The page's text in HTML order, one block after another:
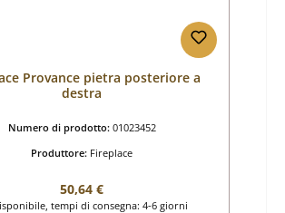
Provance pietra posteriore a
destra
Numero di prodotto: 01023452
Produttore: Fireplace
Prezzo normale:
50,64 €
tempi di consegna: 4-6 giorni